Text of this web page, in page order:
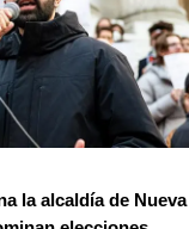
la alcaldía de Nueva